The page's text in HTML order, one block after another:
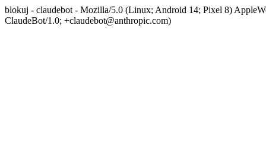
blokuj - claudebot - Mozilla/5.0 (Linux; Android 14; Pixel 8)
ClaudeBot/1.0; +claudebot@anthropic.com)